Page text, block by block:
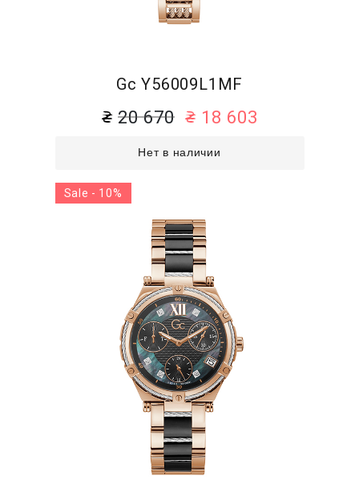
Gc Y56009L1MF
20 670 18 603
Нет в наличии
Sale - 10%